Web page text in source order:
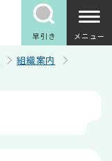
早引き メニュー
組織案内